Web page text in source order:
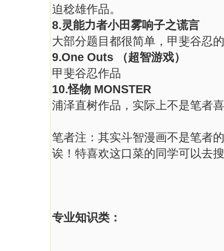
迫稔雄作品。
8.灵能力者小田雾响子之谎言
大部分题目都很简单，甲斐谷忍
9.One Outs （超智游戏）
甲斐谷忍作品
10.怪物 MONSTER
浦泽直树作品，实际上不是笔者
笔者注：其实斗智漫画不是笔者
诶！特喜欢这口菜的同学可以去
专业知识类：